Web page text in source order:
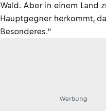
Wald. Aber in einem Land
Hauptgegner herkommt,
Besonderes."
Werbung